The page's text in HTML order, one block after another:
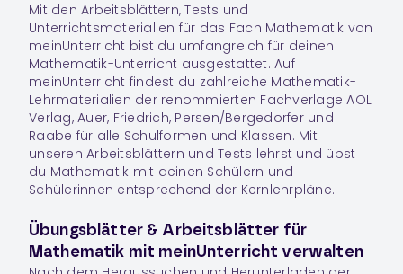
Mit den Arbeitsblättern, Tests und
Unterrichtsmaterialien für das Fach Mathematik von
meinUnterricht bist du umfangreich für deinen
Mathematik-Unterricht ausgestattet. Auf
meinUnterricht findest du zahlreiche Mathematik-
Lehrmaterialien der renommierten Fachverlage AOL
Verlag, Auer, Friedrich, Persen/Bergedorfer und
Raabe für alle Schulformen und Klassen. Mit
unseren Arbeitsblättern und Tests lehrst und übst
du Mathematik mit deinen Schülern und
Schülerinnen entsprechend der Kernlehrpläne.
Übungsblätter & Arbeitsblätter für
Mathematik mit meinUnterricht verwalten